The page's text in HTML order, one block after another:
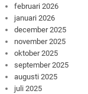
februari 2026
januari 2026
december 2025
november 2025
oktober 2025
september 2025
augusti 2025
juli 2025